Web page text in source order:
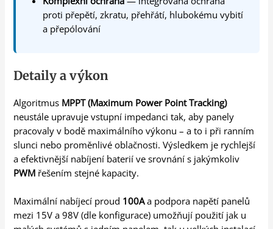
proti přepětí, zkratu, přehřátí, hlubokému vybití
a přepólování
Detaily a výkon
Algoritmus MPPT (Maximum Power Point Tracking)
neustále upravuje vstupní impedanci tak, aby panely
pracovaly v bodě maximálního výkonu – a to i při ranním
slunci nebo proměnlivé oblačnosti. Výsledkem je rychlejší
a efektivnější nabíjení baterií ve srovnání s jakýmkoliv
PWM řešením stejné kapacity.
Maximální nabíjecí proud 100Aa podpora napětí panelů
mezi 15V a 98V (dle konfigurace) umožňují použití jak u